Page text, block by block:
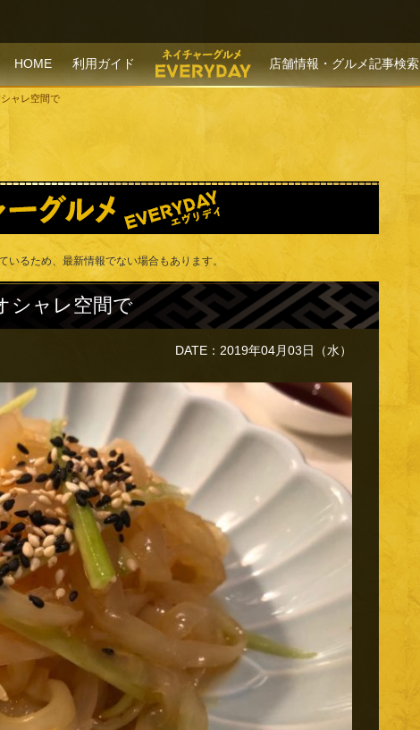
HOME 利用ガイド 店舗情報・グルメ記事検索
ャレ空間で
るため、最新情報でない場合もあります。
シャレ空間で
DATE：2019年04月03日（水）